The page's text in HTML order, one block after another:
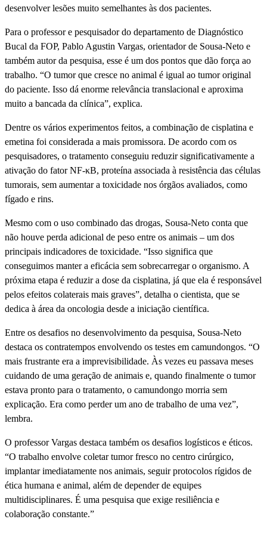
desenvolver lesões muito semelhantes às dos pacientes.
Para o professor e pesquisador do departamento de Diagnóstico
Bucal da FOP, Pablo Agustin Vargas, orientador de Sousa-Neto e
também autor da pesquisa, esse é um dos pontos que dão força ao
trabalho. “O tumor que cresce no animal é igual ao tumor original
do paciente. Isso dá enorme relevância translacional e aproxima
muito a bancada da clínica”, explica.
Dentre os vários experimentos feitos, a combinação de cisplatina e
emetina foi considerada a mais promissora. De acordo com os
pesquisadores, o tratamento conseguiu reduzir significativamente a
ativação do fator NF-κB, proteína associada à resistência das células
tumorais, sem aumentar a toxicidade nos órgãos avaliados, como
fígado e rins.
Mesmo com o uso combinado das drogas, Sousa-Neto conta que
não houve perda adicional de peso entre os animais – um dos
principais indicadores de toxicidade. “Isso significa que
conseguimos manter a eficácia sem sobrecarregar o organismo. A
próxima etapa é reduzir a dose da cisplatina, já que ela é responsável
pelos efeitos colaterais mais graves”, detalha o cientista, que se
dedica à área da oncologia desde a iniciação científica.
Entre os desafios no desenvolvimento da pesquisa, Sousa-Neto
destaca os contratempos envolvendo os testes em camundongos. “O
mais frustrante era a imprevisibilidade. Às vezes eu passava meses
cuidando de uma geração de animais e, quando finalmente o tumor
estava pronto para o tratamento, o camundongo morria sem
explicação. Era como perder um ano de trabalho de uma vez”,
lembra.
O professor Vargas destaca também os desafios logísticos e éticos.
“O trabalho envolve coletar tumor fresco no centro cirúrgico,
implantar imediatamente nos animais, seguir protocolos rígidos de
ética humana e animal, além de depender de equipes
multidisciplinares. É uma pesquisa que exige resiliência e
colaboração constante.”